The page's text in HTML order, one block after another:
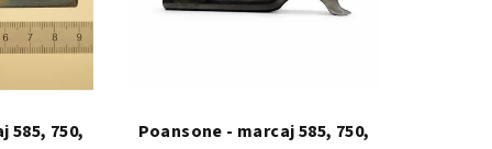
585, 750,
Poansone - marcaj 585, 750,